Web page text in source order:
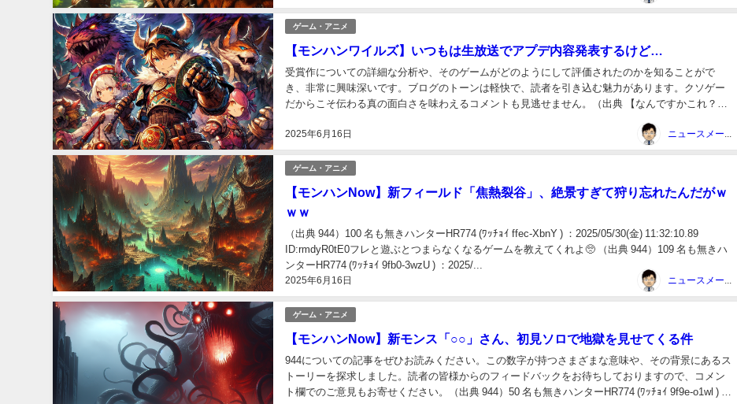
ゲーム・アニメ
【モンハンワイルズ】いつもは生放送でアプデ内容発表するけど…
2025年6月16日
受賞作についての詳細な分析や、そのゲームがどのようにして評価されたのかを知ることがで
き、非常に興味深いです。ブログのトーンは軽快で、読者を引き込む魅力があります。クソゲー
だからこそ伝わる真の面白さを味わえるコメントも見逃せません。（出典 【なんですかこれ？】
ゲーム・アニメ
【モンハンNow】新フィールド「焦熱裂谷」、絶景すぎて狩り忘れたんだがｗ
ｗｗ
2025年6月16日
（出典 944）100 名も無きハンターHR774 (ﾜｯﾁｮｲ ffec-XbnY ) ：2025/05/30(金) 11:32:10.89
ID:rmdyR0tE0フレと遊ぶとつまらなくなるゲームを教えてくれよ🥺 （出典 944）109 名も無きハ
ンターHR774 (ﾜｯﾁｮｲ 9fb0-3wzU ) ：2025/...
ゲーム・アニメ
【モンハンNow】新モンス「○○」さん、初見ソロで地獄を見せてくる件
944についての記事をぜひお読みください。この数字が持つさまざまな意味や、その背景にあるス
トーリーを探求しました。読者の皆様からのフィードバックをお待ちしておりますので、コメン
ト欄でのご意見もお寄せください。（出典 944）50 名も無きハンターHR774 (ﾜｯﾁｮｲ 9f9e-o1wl ) ：